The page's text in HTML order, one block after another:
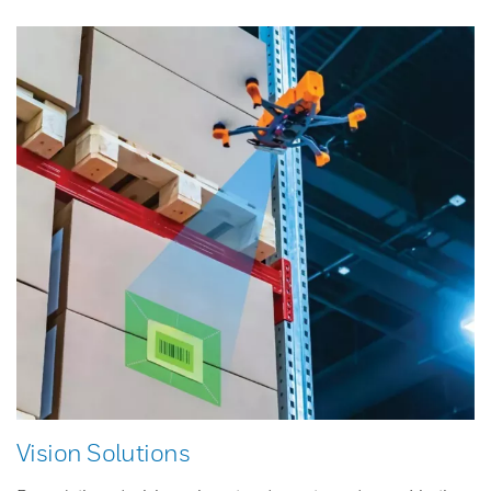
Vision Solutions